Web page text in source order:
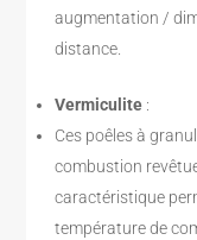
augmentation /
distance.
Vermiculite :
Ces poêles à
combustion
caractéristique
température de